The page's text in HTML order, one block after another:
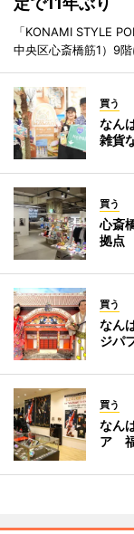
「KONAMI STYLE
中央区心斎橋筋1）9
買う
なん
雑貨
買う
心斎
拠点
買う
なん
ジパ
買う
なん
ア